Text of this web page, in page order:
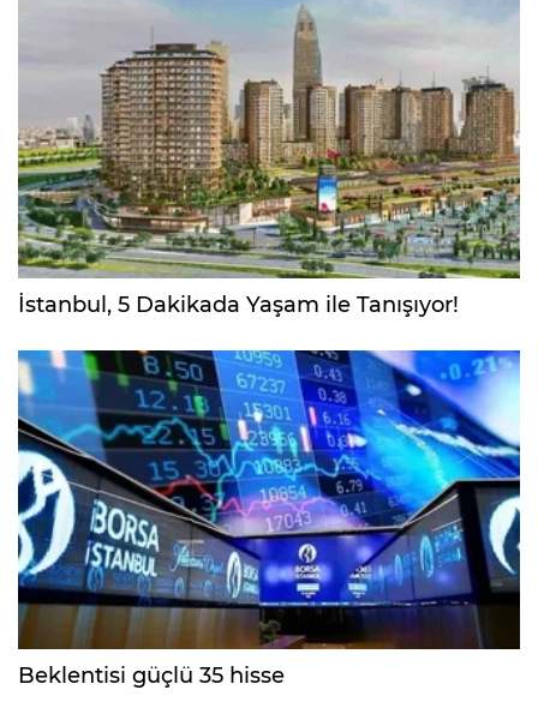
İstanbul, 5 Dakikada Yaşam ile Tanışıyor!
Beklentisi güçlü 35 hisse